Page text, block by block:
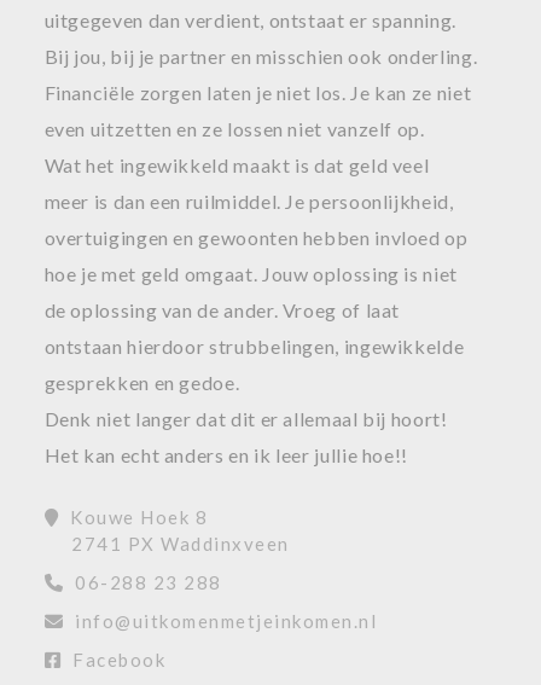
uitgegeven dan verdient, ontstaat er spanning.
Bij jou, bij je partner en misschien ook onderling.
Financiële zorgen laten je niet los. Je kan ze niet
even uitzetten en ze lossen niet vanzelf op.
Wat het ingewikkeld maakt is dat geld veel
meer is dan een ruilmiddel. Je persoonlijkheid,
overtuigingen en gewoonten hebben invloed op
hoe je met geld omgaat. Jouw oplossing is niet
de oplossing van de ander. Vroeg of laat
ontstaan hierdoor strubbelingen, ingewikkelde
gesprekken en gedoe.
Denk niet langer dat dit er allemaal bij hoort!
Het kan echt anders en ik leer jullie hoe!!
Kouwe Hoek 8
2741 PX Waddinxveen
06-288 23 288
info@uitkomenmetjeinkomen.nl
Facebook